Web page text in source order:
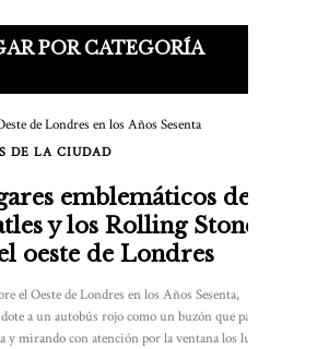
POR CATEGORÍA
DE LA CIUDAD
emblemáticos de los
y los Rolling Stones
oeste de Londres
el Oeste de Londres en los Años Sesenta,
a un autobús rojo como un buzón que pasea por
y mirando con atención por la ventana los lugares